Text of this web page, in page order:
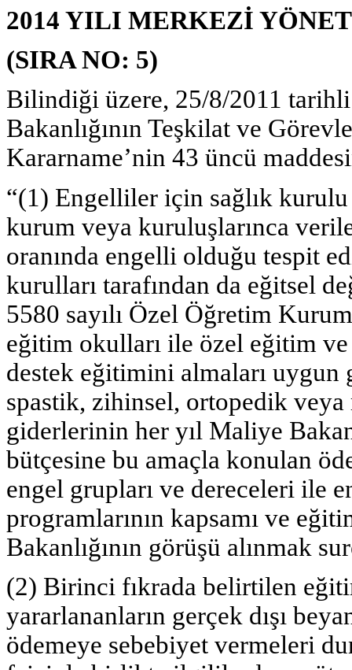
2014 YILI MERKEZİ
(SIRA NO: 5)
Bilindiği üzere, 25/8/2011
Bakanlığının Teşkilat ve
Kararname’nin 43 üncü
“(1) Engelliler için sağlık
kurum veya kuruluşlarınca
oranında engelli olduğu tespit
kurulları tarafından da eğitsel
5580 sayılı Özel Öğretim
eğitim okulları ile özel eğitim
destek eğitimini almaları
spastik, zihinsel, ortopedik
giderlerinin her yıl Maliye
bütçesine bu amaçla konulan
engel grupları ve dereceleri ile
programlarının kapsamı ve
Bakanlığının görüşü alınmak
(2) Birinci fıkrada belirtilen
yararlananların gerçek dışı
ödemeye sebebiyet vermeleri